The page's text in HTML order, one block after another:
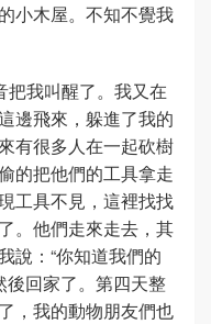
小木屋。不知不覺我
把我叫醒了。我又在
邊飛來，躲進了我的
有很多人在一起砍樹
的把他們的工具拿走
工具不見，這裡找找
。他們走來走去，其
說：“你知道我們的
後回家了。第四天整
，我的動物朋友們也